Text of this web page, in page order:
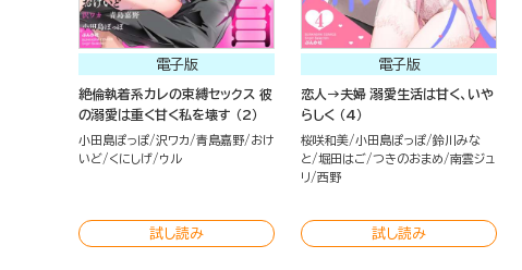
電子版
絶倫執着系カレの束縛セックス 彼
の溺愛は重く甘く私を壊す （2）
小田島ぽっぽ 沢ワカ 青島嘉野
おけ
いど
くにしげ ウル
試し読み
電子版
恋人→夫婦 溺愛生活は甘く、いや
らしく （4）
桜咲和美 小田島ぽっぽ 鈴川みな
と
堀田はご つきのおまめ
南雲ジュ
リ
西野
試し読み